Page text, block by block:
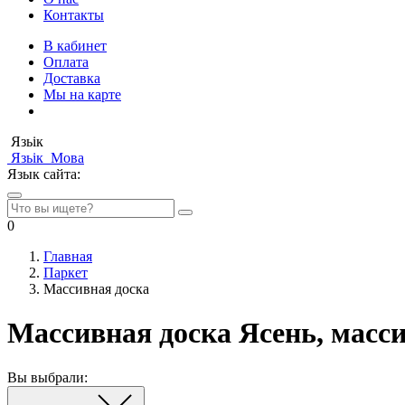
Контакты
В кабинет
Оплата
Доставка
Мы на карте
Язьік
Язьік Мова
Язык сайта:
0
Главная
Паркет
Массивная доска
Массивная доска Ясень,
Вы выбрали: